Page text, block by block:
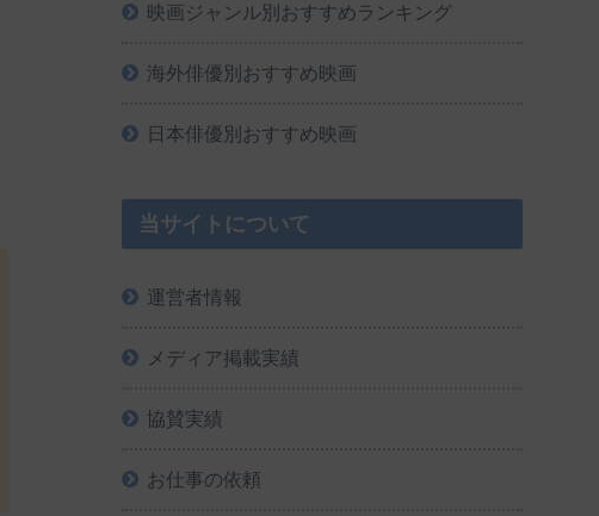
映画ジャンル別おすすめランキング
海外俳優別おすすめ映画
日本俳優別おすすめ映画
当サイトについて
運営者情報
メディア掲載実績
協賛実績
お仕事の依頼